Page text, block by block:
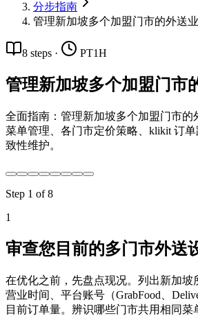
分步指南
管理新加坡多个加盟门市的外送
8 steps · PT1H
管理新加坡多个加盟门市
全面指南：管理新加坡多个加盟门市的
菜单管理、各门市定价策略、klikit 订
致性维护。
Step 1 of8
1
审查您目前的多门市外送
在优化之前，先盘点现况。列出新加坡
营业时间、平台账号（GrabFood、
目前订单量。辨识哪些门市共用相同菜